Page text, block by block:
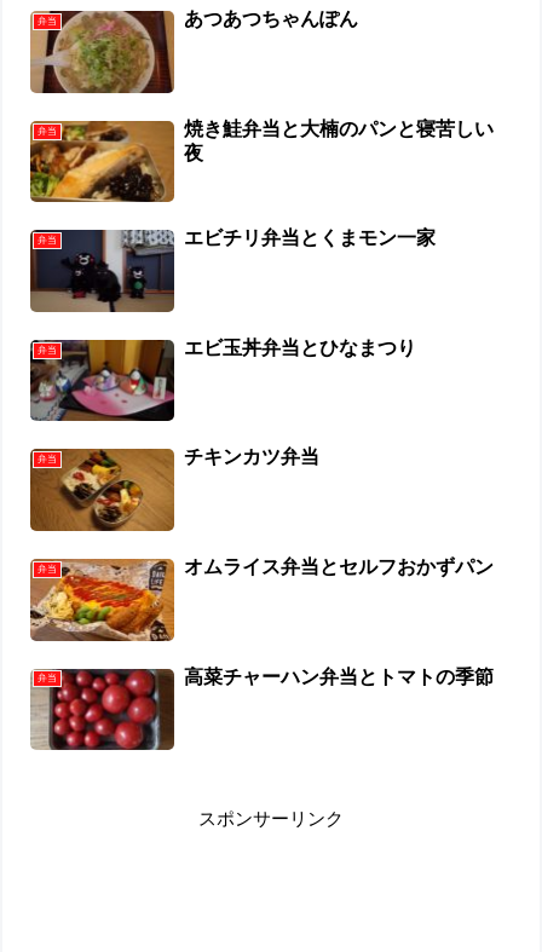
弁当 あつあつちゃんぽん
弁当
焼き鮭弁当と大楠のパンと寝苦しい
夜
弁当 エビチリ弁当とくまモン一家
弁当 エビ玉丼弁当とひなまつり
弁当 チキンカツ弁当
弁当 オムライス弁当とセルフおかずパン
弁当 高菜チャーハン弁当とトマトの季節
スポンサーリンク